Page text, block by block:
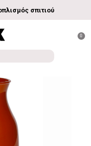
σπιτιού
0